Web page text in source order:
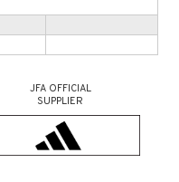
JFA OFFICIAL
SUPPLIER